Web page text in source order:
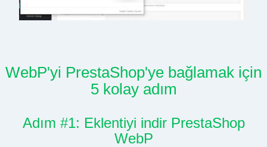
WebP'yi PrestaShop'ye bağlamak için
5 kolay adım
Adım #1: Eklentiyi indir PrestaShop
WebP